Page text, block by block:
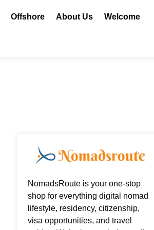
Offshore About Us Welcome
NomadsRoute is your one-stop
shop for everything digital nomad
lifestyle, residency, citizenship,
visa opportunities, and travel